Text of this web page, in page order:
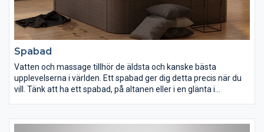
Spabad
Vatten och massage tillhör de äldsta och kanske bästa
upplevelserna i världen. Ett spabad ger dig detta precis när du
vill. Tänk att ha ett spabad, på altanen eller i en glänta i
din familj och vänner för småprat och umgänge.